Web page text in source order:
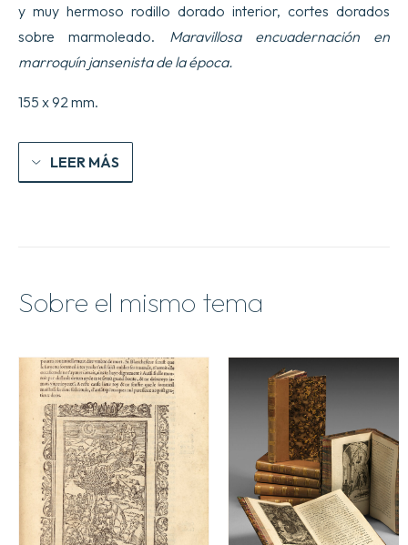
y muy hermoso rodillo dorado interior, cortes dorados
sobre marmoleado. Maravillosa encuadernación en
marroquín jansenista de la época.
155 x 92 mm.
LEER MÁS
Sobre el mismo tema